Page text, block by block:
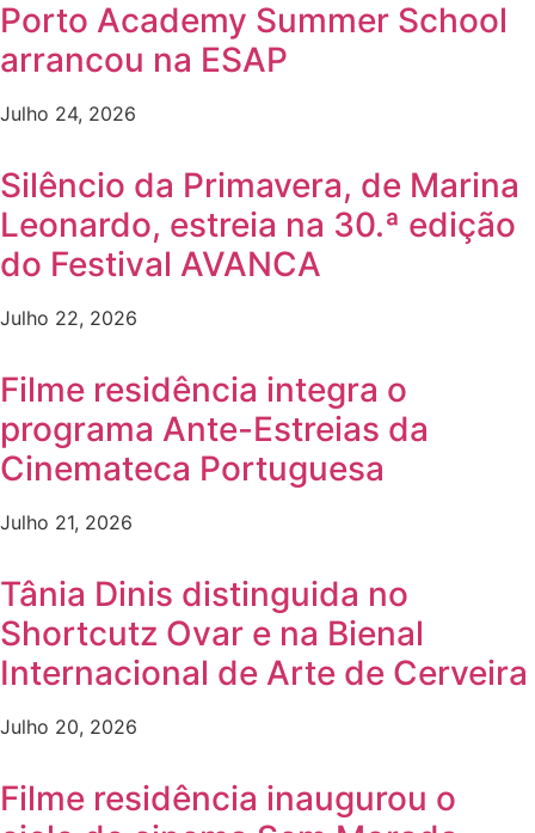
Porto Academy Summer School
arrancou na ESAP
Julho 24, 2026
Silêncio da Primavera, de Marina
Leonardo, estreia na 30.ª edição
do Festival AVANCA
Julho 22, 2026
Filme residência integra o
programa Ante-Estreias da
Cinemateca Portuguesa
Julho 21, 2026
Tânia Dinis distinguida no
Shortcutz Ovar e na Bienal
Internacional de Arte de Cerveira
Julho 20, 2026
Filme residência inaugurou o